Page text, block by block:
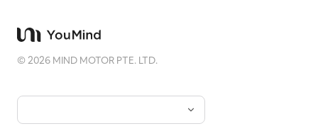
©2026 MIND MOTOR PTE. LTD.